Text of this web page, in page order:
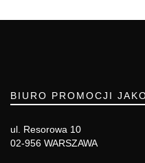
BIURO PROMOCJI
ul. Resorowa 10
02-956 WARSZAWA